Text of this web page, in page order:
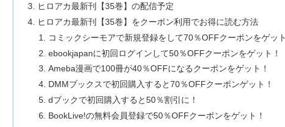
ヒロアカ最新刊【35巻】の配信予定
ヒロアカ最新刊【35巻】をクーポン利用でお得に読む方法
コミックシーモアで新規登録をして70％OFFクーポンをゲット
ebookjapanに初回ログインして50％OFFクーポンをゲット！
Ameba漫画で100冊が40％OFFになるクーポンをゲット！
DMMブックスで初回購入すると70％OFFクーポンゲット！
dブックで初回購入すると50％割引に！
BookLive!の無料会員登録で50％OFFクーポンをゲット！